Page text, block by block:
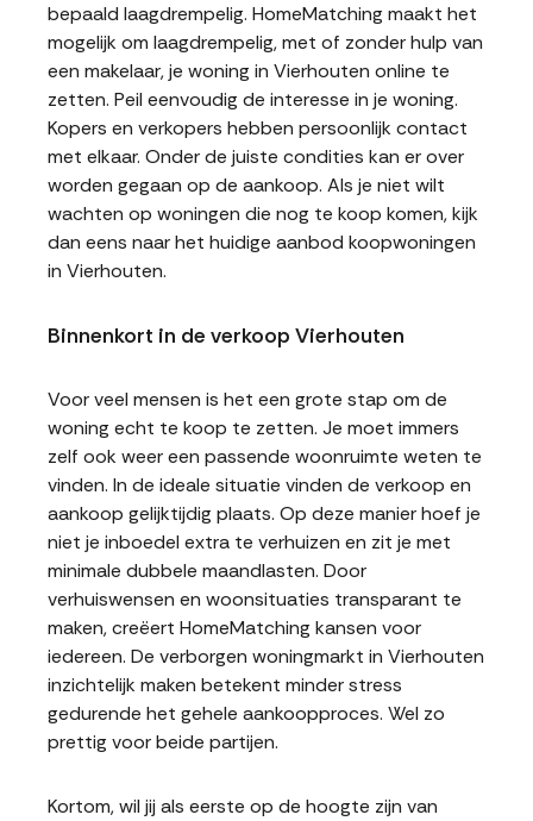
bepaald laagdrempelig. HomeMatching maakt het
mogelijk om laagdrempelig, met of zonder hulp van
een makelaar, je woning in Vierhouten online te
zetten. Peil eenvoudig de interesse in je woning.
Kopers en verkopers hebben persoonlijk contact
met elkaar. Onder de juiste condities kan er over
worden gegaan op de aankoop. Als je niet wilt
wachten op woningen die nog te koop komen, kijk
dan eens naar het huidige aanbod koopwoningen
in Vierhouten.
Binnenkort in de verkoop Vierhouten
Voor veel mensen is het een grote stap om de
woning echt te koop te zetten. Je moet immers
zelf ook weer een passende woonruimte weten te
vinden. In de ideale situatie vinden de verkoop en
aankoop gelijktijdig plaats. Op deze manier hoef je
niet je inboedel extra te verhuizen en zit je met
minimale dubbele maandlasten. Door
verhuiswensen en woonsituaties transparant te
maken, creëert HomeMatching kansen voor
iedereen. De verborgen woningmarkt in Vierhouten
inzichtelijk maken betekent minder stress
gedurende het gehele aankoopproces. Wel zo
prettig voor beide partijen.
Kortom, wil jij als eerste op de hoogte zijn van